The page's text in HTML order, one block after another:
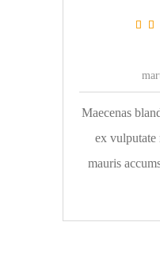
Maecenas
ex vulputate
mauris